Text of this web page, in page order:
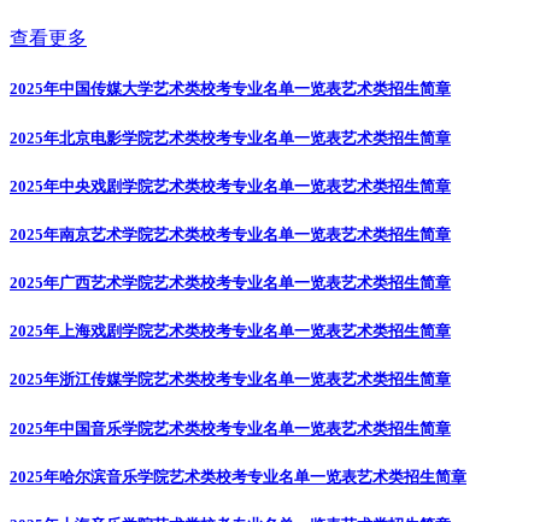
查看更多
2025年中国传媒大学艺术类校考专业名单一览表艺术类招生简章
2025年北京电影学院艺术类校考专业名单一览表艺术类招生简章
2025年中央戏剧学院艺术类校考专业名单一览表艺术类招生简章
2025年南京艺术学院艺术类校考专业名单一览表艺术类招生简章
2025年广西艺术学院艺术类校考专业名单一览表艺术类招生简章
2025年上海戏剧学院艺术类校考专业名单一览表艺术类招生简章
2025年浙江传媒学院艺术类校考专业名单一览表艺术类招生简章
2025年中国音乐学院艺术类校考专业名单一览表艺术类招生简章
2025年哈尔滨音乐学院艺术类校考专业名单一览表艺术类招生简章